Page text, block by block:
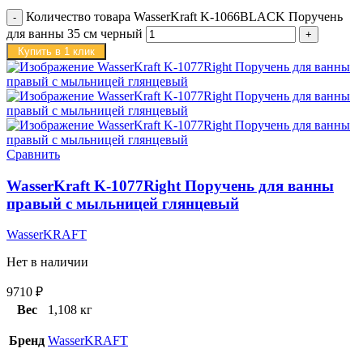
Количество товара WasserKraft K-1066BLACK Поручень
для ванны 35 см черный
Купить в 1 клик
Сравнить
WasserKraft K-1077Right Поручень для ванны
правый с мыльницей глянцевый
WasserKRAFT
Нет в наличии
9710 ₽
Вес
1,108 кг
Бренд WasserKRAFT